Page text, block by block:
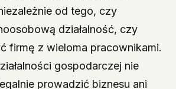
od tego, czy
działalność, czy
firmę z wieloma pracownikami.
gospodarczej nie
prowadzić biznesu ani